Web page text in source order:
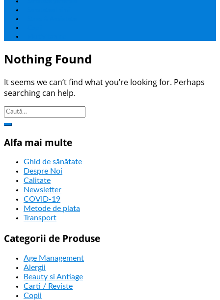
Nothing Found
It seems we can’t find what you’re looking for. Perhaps
searching can help.
Alfa mai multe
Ghid de sănătate
Despre Noi
Calitate
Newsletter
COVID-19
Metode de plata
Transport
Categorii de Produse
Age Management
Alergii
Beauty si Antiage
Carti / Reviste
Copii